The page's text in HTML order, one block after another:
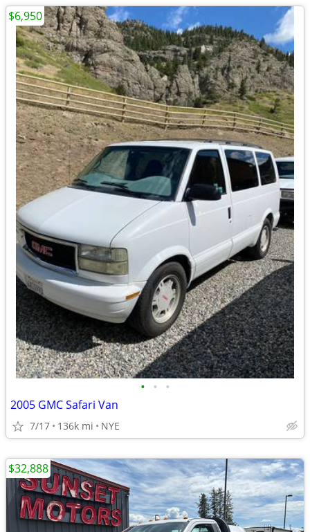
• • •
2005 GMC Safari Van
7/17 136k mi NYE
$6,950
$32,888